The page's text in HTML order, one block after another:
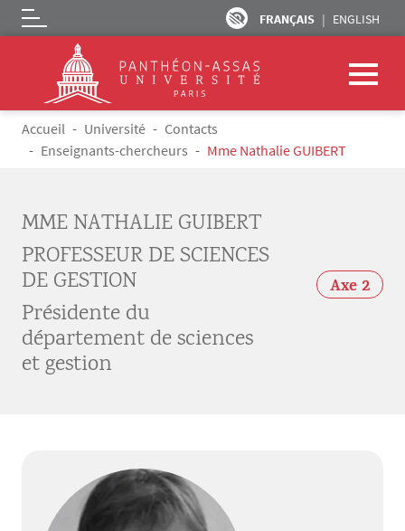
Aller au contenu principal
FRANÇAIS ENGLISH
Logo
Fil d'Ariane
Accueil Université
Contacts
Enseignants-chercheurs
Mme Nathalie GUIBERT
MME NATHALIE GUIBERT
PROFESSEUR DE SCIENCES
DE GESTION
Présidente du
département de sciences
et gestion
Axe 2